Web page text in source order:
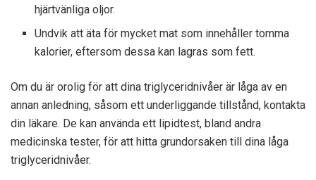
hjärtvänliga oljor.
Undvik att äta för mycket mat som innehåller tomma
kalorier, eftersom dessa kan lagras som fett.
Om du är orolig för att dina triglyceridnivåer är låga av en
annan anledning, såsom ett underliggande tillstånd, kontakta
din läkare. De kan använda ett lipidtest, bland andra
medicinska tester, för att hitta grundorsaken till dina låga
triglyceridnivåer.